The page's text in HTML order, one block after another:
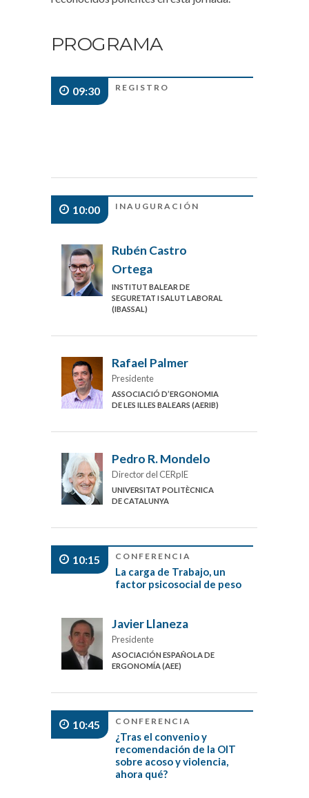
PROGRAMA
09:30 REGISTRO
10:00 INAUGURACIÓN
Rubén Castro
Ortega
INSTITUT BALEAR DE
SEGURETAT I SALUT LABORAL
(IBASSAL)
Rafael Palmer
Presidente
ASSOCIACIÓ D’ERGONOMIA
DE LES ILLES BALEARS (AERIB)
Pedro R. Mondelo
Director del CERpIE
UNIVERSITAT POLITÈCNICA
DE CATALUNYA
10:15 CONFERENCIA
La carga de Trabajo, un
factor psicosocial de peso
Javier Llaneza
Presidente
ASOCIACIÓN ESPAÑOLA DE
ERGONOMÍA (AEE)
10:45 CONFERENCIA
¿Tras el convenio y
recomendación de la OIT
sobre acoso y violencia,
ahora qué?